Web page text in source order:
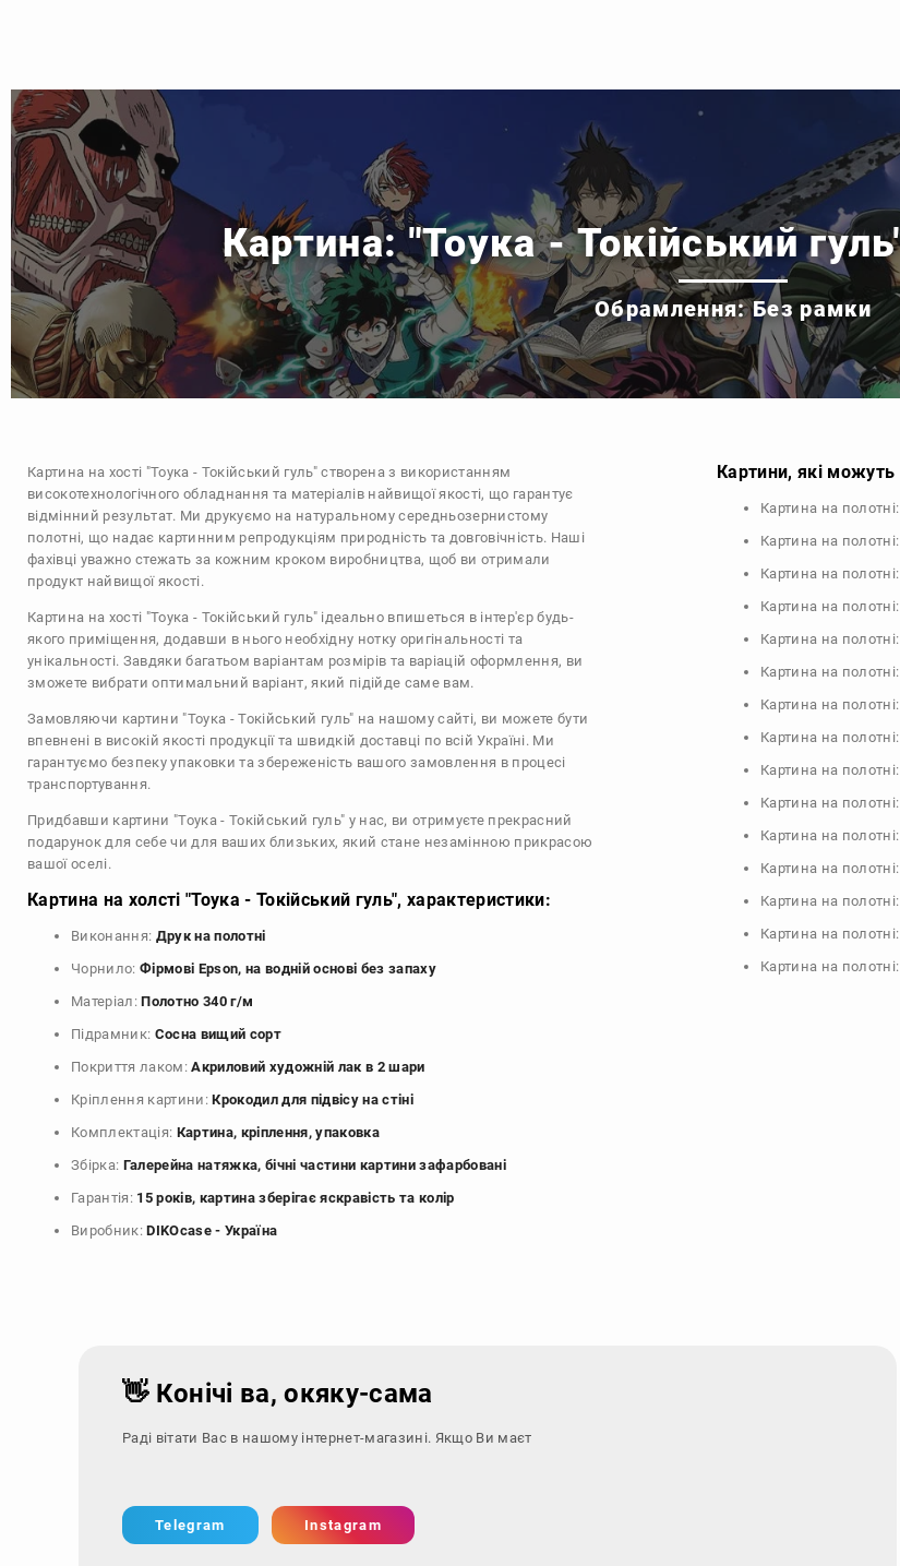
Картина: "Тоука - Токійський
Обрамлення: Без рамки
Картина на хості "Тоука - Токійський гуль" створена з використанням
високотехнологічного обладнання та матеріалів найвищої якості, що гарантує
відмінний результат. Ми друкуємо на натуральному середньозернистому
полотні, що надає картинним репродукціям природність та довговічність. Наші
фахівці уважно стежать за кожним кроком виробництва, щоб ви отримали
продукт найвищої якості.
Картина на хості "Тоука - Токійський гуль" ідеально впишеться в інтер'єр будь-
якого приміщення, додавши в нього необхідну нотку оригінальності та
унікальності. Завдяки багатьом варіантам розмірів та варіацій оформлення, ви
зможете вибрати оптимальний варіант, який підійде саме вам.
Замовляючи картини "Тоука - Токійський гуль" на нашому сайті, ви можете бути
впевнені в високій якості продукції та швидкій доставці по всій Україні. Ми
гарантуємо безпеку упаковки та збереженість вашого замовлення в процесі
транспортування.
Придбавши картини "Тоука - Токійський гуль" у нас, ви отримуєте прекрасний
подарунок для себе чи для ваших близьких, який стане незамінною прикрасою
вашої оселі.
Картина на холсті "Тоука - Токійський гуль", характеристики:
Виконання: Друк на полотні
Чорнило: Фірмові Epson, на водній основі без запаху
Матеріал:Полотно 340 г/м
Підрамник: Сосна вищий сорт
Покриття лаком:Акриловий художній лак в 2 шари
Кріплення картини:Крокодил для підвісу на стіні
Комплектація: Картина, кріплення, упаковка
Збірка: Галерейна натяжка, бічні частини картини зафарбовані
Гарантія: 15 років, картина зберігає яскравість та колір
Виробник:DIKOcase - Україна
Картини, які можуть
Картина на полотні:
Картина на полотні:
Картина на полотні:
Картина на полотні:
Картина на полотні:
Картина на полотні:
Картина на полотні:
Картина на полотні:
Картина на полотні:
Картина на полотні:
Картина на полотні:
Картина на полотні:
Картина на полотні:
Картина на полотні:
Картина на полотні:
👋 Конічі ва, окяку-сама
Раді вітати Вас в нашому інтернет-магазині. Якщо Ви маєте запитання - з
Telegram Instagram